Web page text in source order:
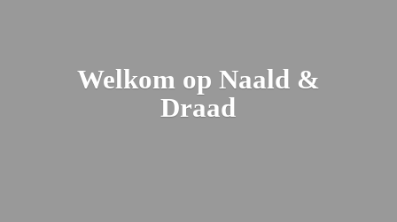
Welkom op Naald &
Draad